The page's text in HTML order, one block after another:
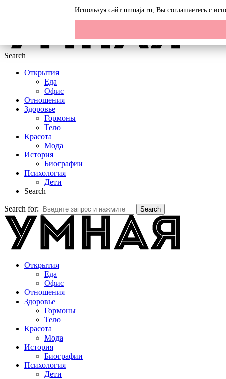
Search
Открытия
Еда
Офис
Отношения
Здоровье
Гормоны
Тело
Красота
Мода
История
Биографии
Психология
Дети
Search
Search for: Search
Открытия
Еда
Офис
Отношения
Здоровье
Гормоны
Тело
Красота
Мода
История
Биографии
Психология
Дети
Используя сайт umnaja.ru, Вы соглашаетесь с